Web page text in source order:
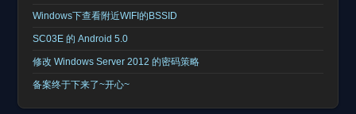
Windows下查看附近WIFI的BSSID
SC03E 的 Android 5.0
修改 Windows Server 2012 的密码策略
备案终于下来了~开心~